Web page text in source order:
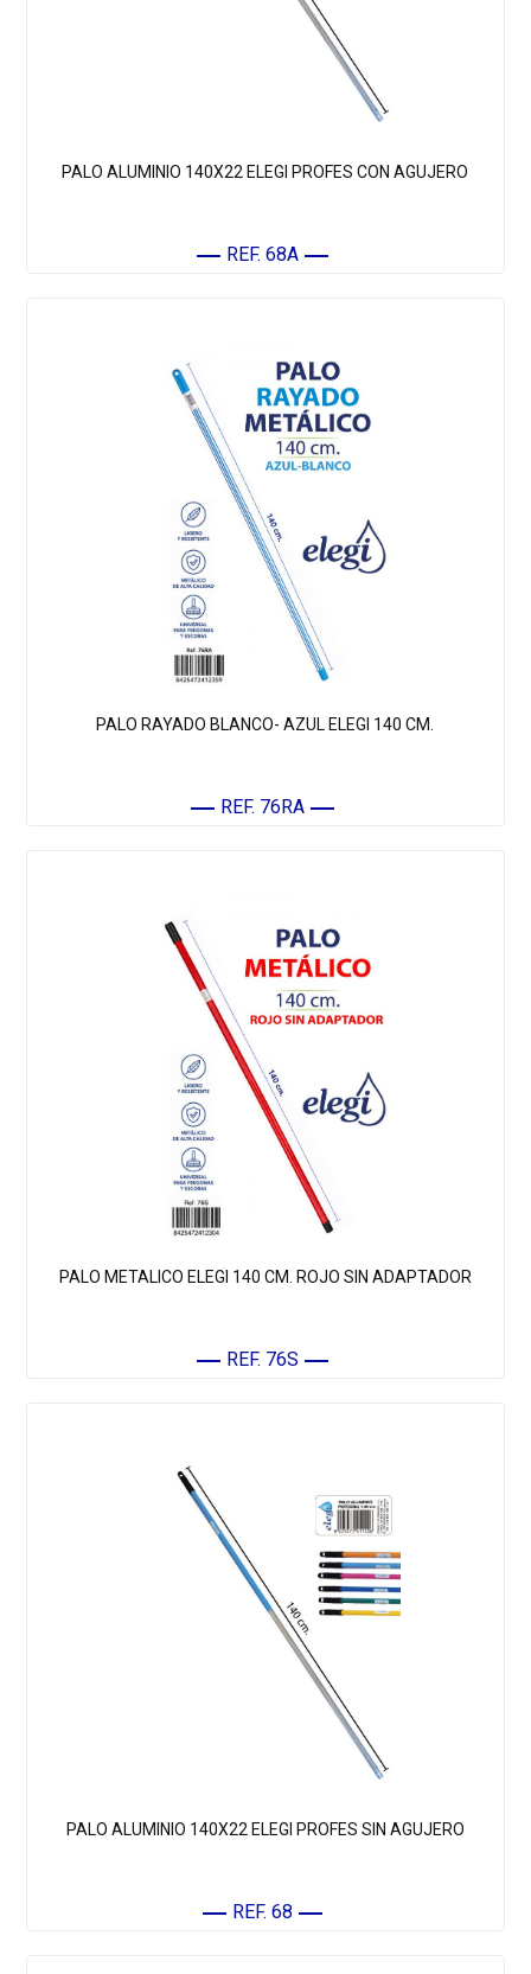
PALO ALUMINIO 140X22 ELEGI PROFES CON AGUJERO
REF. 68A
PALO RAYADO BLANCO- AZUL ELEGI 140 CM.
REF. 76RA
PALO METALICO ELEGI 140 CM. ROJO SIN ADAPTADOR
REF. 76S
PALO ALUMINIO 140X22 ELEGI PROFES SIN AGUJERO
REF. 68